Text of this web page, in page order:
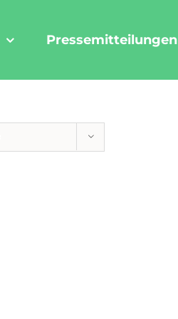
Pressemitteilungen